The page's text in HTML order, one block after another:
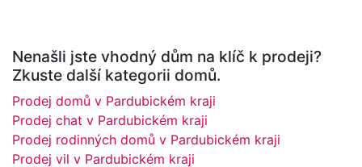
Nenašli jste vhodný dům na klíč k prodeji?
Zkuste další kategorii domů.
Prodej domů v Pardubickém kraji
Prodej chat v Pardubickém kraji
Prodej rodinných domů v Pardubickém kraji
Prodej vil v Pardubickém kraji